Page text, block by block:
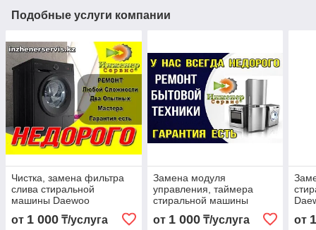
Подобные услуги компании
Чистка, замена фильтра
слива стиральной
машины Daewoo
Electronics/Даевоо
Електроникс
от 1 000 ₸/услуга
Замена модуля
управления, таймера
стиральной машины
Daewoo Electronics/
Даевоо Електроникс
от 1 000₸/услуга от